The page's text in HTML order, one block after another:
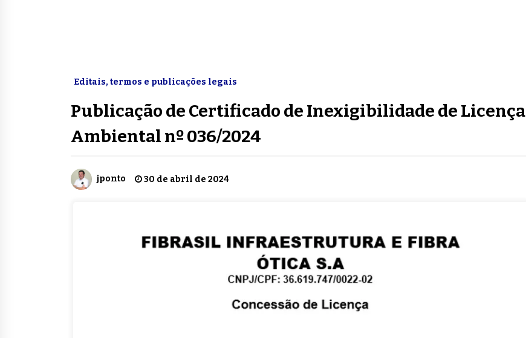
Editais, termos e publicações legais
Publicação de Certificado de Inexigibilidade de Licença
Ambiental nº 036/2024
jponto 30 de abril de 2024